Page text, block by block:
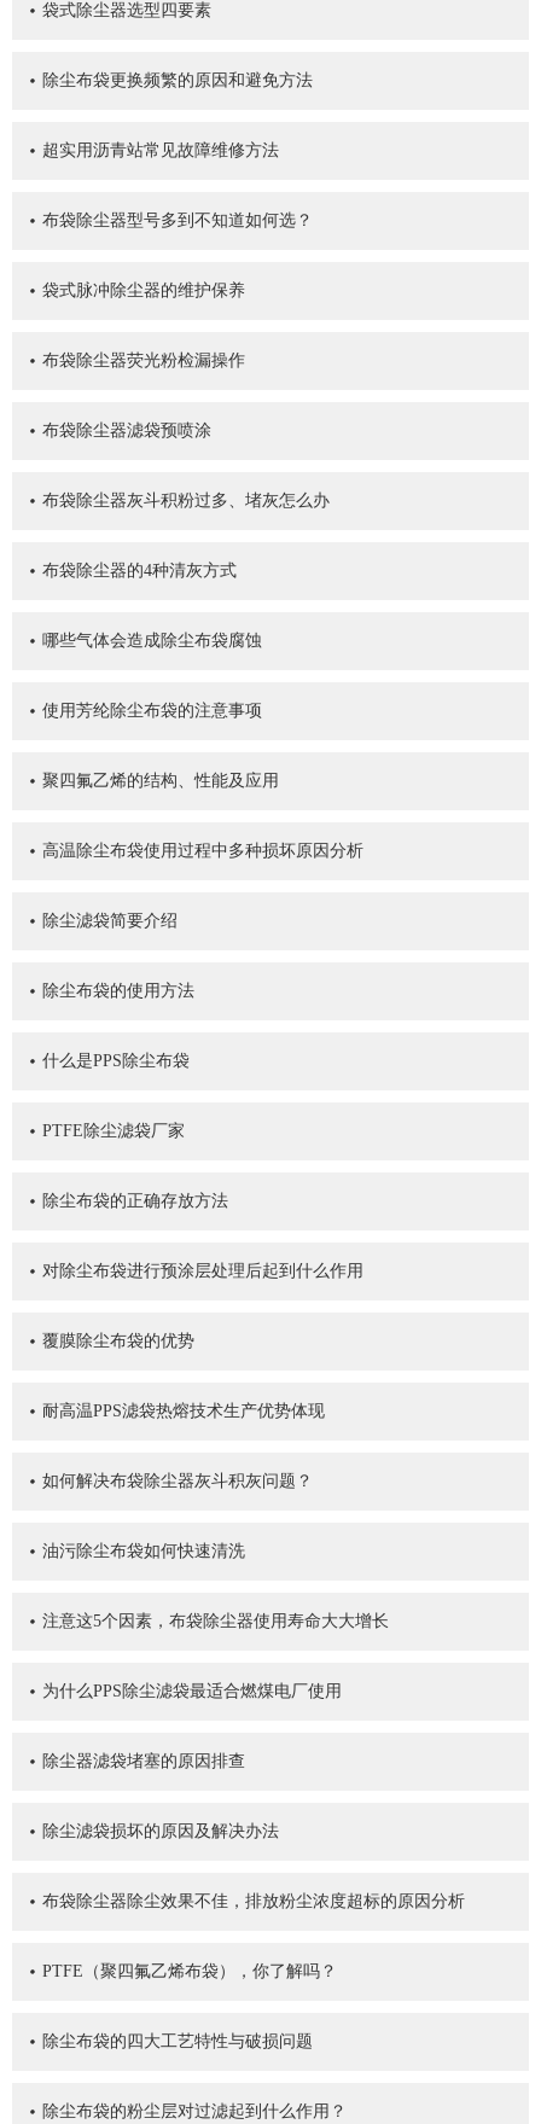
袋式除尘器选型四要素
除尘布袋更换频繁的原因和避免方法
超实用沥青站常见故障维修方法
布袋除尘器型号多到不知道如何选？
袋式脉冲除尘器的维护保养
布袋除尘器荧光粉检漏操作
布袋除尘器滤袋预喷涂
布袋除尘器灰斗积粉过多、堵灰怎么办
布袋除尘器的4种清灰方式
哪些气体会造成除尘布袋腐蚀
使用芳纶除尘布袋的注意事项
聚四氟乙烯的结构、性能及应用
高温除尘布袋使用过程中多种损坏原因分析
除尘滤袋简要介绍
除尘布袋的使用方法
什么是PPS除尘布袋
PTFE除尘滤袋厂家
除尘布袋的正确存放方法
对除尘布袋进行预涂层处理后起到什么作用
覆膜除尘布袋的优势
耐高温PPS滤袋热熔技术生产优势体现
如何解决布袋除尘器灰斗积灰问题？
油污除尘布袋如何快速清洗
注意这5个因素，布袋除尘器使用寿命大大增长
为什么PPS除尘滤袋最适合燃煤电厂使用
除尘器滤袋堵塞的原因排查
除尘滤袋损坏的原因及解决办法
布袋除尘器除尘效果不佳，排放粉尘浓度超标的原因分析
PTFE（聚四氟乙烯布袋），你了解吗？
除尘布袋的四大工艺特性与破损问题
除尘布袋的粉尘层对过滤起到什么作用？